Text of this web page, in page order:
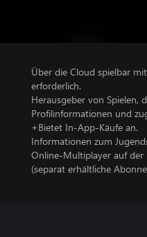
Über die Cloud spielbar
erforderlich.
Herausgeber von Spielen,
Profilinformationen und
+Bietet In-App-Käufe an.
Informationen zum
Online-Multiplayer auf der
(separat erhältliche